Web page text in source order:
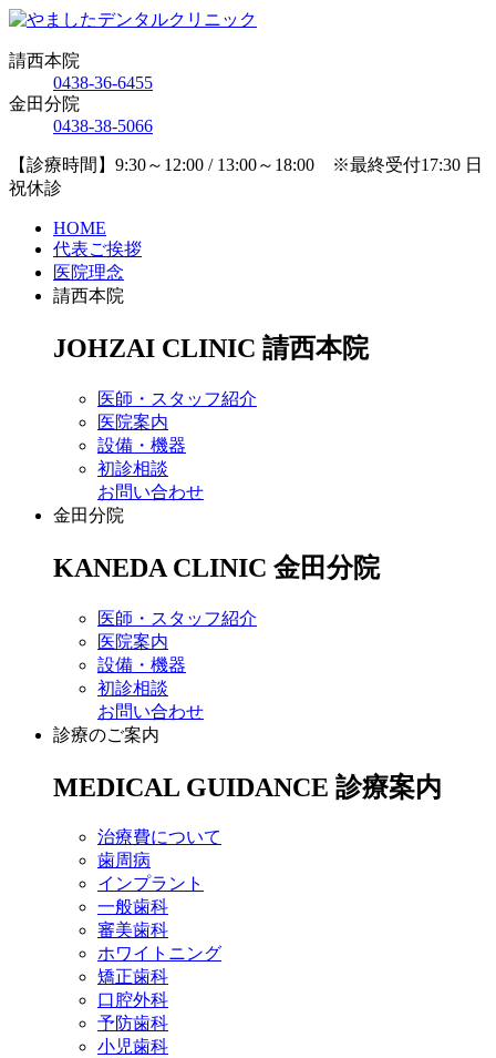
請西本院
0438-36-6455
金田分院
0438-38-5066
【診療時間】9:30～12:00 / 13:00～18:00 ※最終受付17:30 日
祝休診
HOME
代表ご挨拶
医院理念
請西本院
JOHZAI CLINIC 請西本院
医師・スタッフ紹介
医院案内
設備・機器
初診相談
お問い合わせ
金田分院
KANEDA CLINIC 金田分院
医師・スタッフ紹介
医院案内
設備・機器
初診相談
お問い合わせ
診療のご案内
MEDICAL GUIDANCE 診療案内
治療費について
歯周病
インプラント
一般歯科
審美歯科
ホワイトニング
矯正歯科
口腔外科
予防歯科
小児歯科